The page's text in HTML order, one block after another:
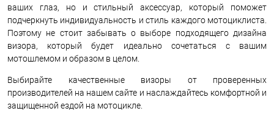
ваших глаз, но и стильный аксессуар, который поможет
подчеркнуть индивидуальность и стиль каждого мотоциклиста.
Поэтому не стоит забывать о выборе подходящего дизайна
визора, который будет идеально сочетаться с вашим
мотошлемом и образом в целом.
Выбирайте качественные визоры от проверенных
производителей на нашем сайте и наслаждайтесь комфортной и
защищенной ездой на мотоцикле.